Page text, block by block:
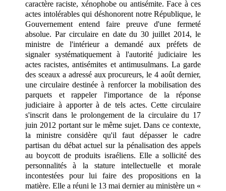
caractère raciste, xénophobe ou antisémite. Face à ces
actes intolérables qui déshonorent notre République, le
Gouvernement entend faire preuve d'une fermeté
absolue. Par circulaire en date du 30 juillet 2014, le
ministre de l'intérieur a demandé aux préfets de
signaler systématiquement à l'autorité judiciaire les
actes racistes, antisémites et antimusulmans. La garde
des sceaux a adressé aux procureurs, le 4 août dernier,
une circulaire destinée à renforcer la mobilisation des
parquets et rappeler l'importance de la réponse
judiciaire à apporter à de tels actes. Cette circulaire
s'inscrit dans le prolongement de la circulaire du 17
juin 2012 portant sur le même sujet. Dans ce contexte,
la ministre considère qu'il faut dépasser le cadre
partisan du débat actuel sur la pénalisation des appels
au boycott de produits israéliens. Elle a sollicité des
personnalités à la stature intellectuelle et morale
incontestées pour lui faire des propositions en la
matière. Elle a réuni le 13 mai dernier au ministère un «